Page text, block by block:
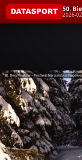
2026-